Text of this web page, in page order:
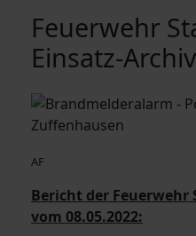
Feuerwehr
Einsatz-
AF
Bericht der
vom 08.05.2022: